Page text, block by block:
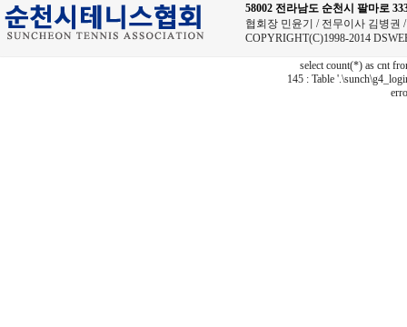
58002 전라남도 순천시 팔마로
협회장 민윤기 / 전무이사 김병권
COPYRIGHT(C)1998-2014
select count(*) as cnt
145 : Table